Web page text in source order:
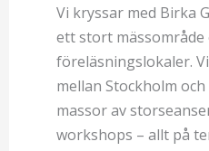
Vi kryssar med Birka
ett stort
föreläsningslokaler.
mellan Stockholm
massor av
workshops – allt på